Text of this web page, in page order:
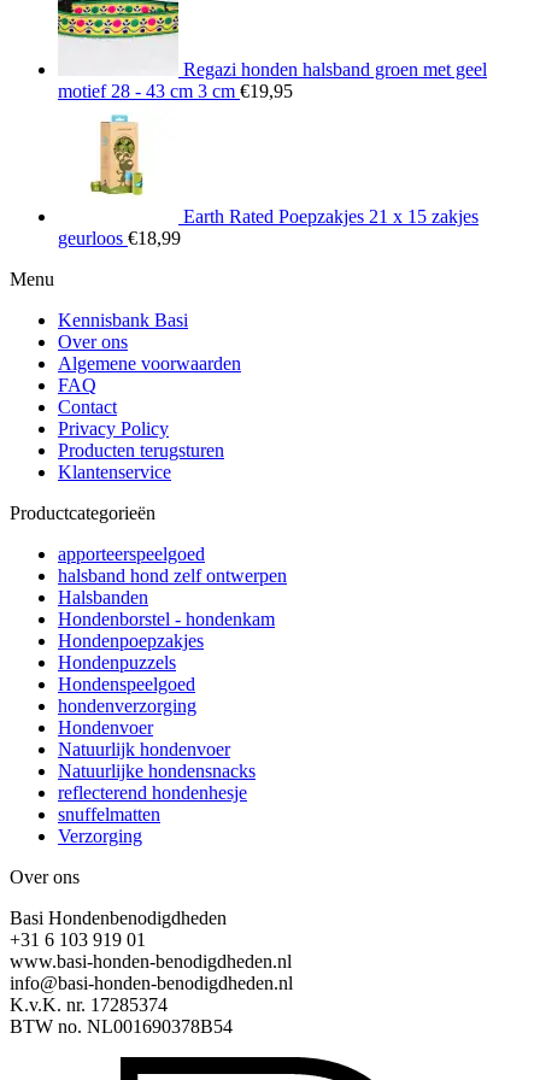
Regazi honden halsband groen met geel
motief 28 - 43 cm 3 cm €19,95
Earth Rated Poepzakjes 21 x 15 zakjes
geurloos €18,99
Menu
Kennisbank Basi
Over ons
Algemene voorwaarden
FAQ
Contact
Privacy Policy
Producten terugsturen
Klantenservice
Productcategorieën
apporteerspeelgoed
halsband hond zelf ontwerpen
Halsbanden
Hondenborstel - hondenkam
Hondenpoepzakjes
Hondenpuzzels
Hondenspeelgoed
hondenverzorging
Hondenvoer
Natuurlijk hondenvoer
Natuurlijke hondensnacks
reflecterend hondenhesje
snuffelmatten
Verzorging
Over ons
Basi Hondenbenodigdheden
+31 6 103 919 01
www.basi-honden-benodigdheden.nl
info@basi-honden-benodigdheden.nl
K.v.K. nr. 17285374
BTW no. NL001690378B54